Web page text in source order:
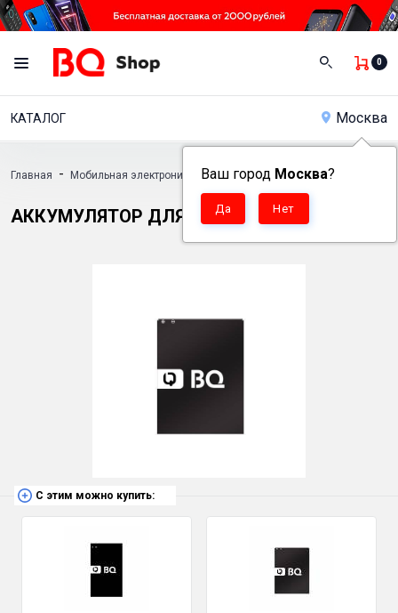
0
КАТАЛОГ Москва
Ваш город Москва?
Главная - Мобильная электроника - Аксессуары - Аккумуляторы
АККУМУЛЯТОР ДЛЯ BQ 1810 PIXEL
С этим можно купить: